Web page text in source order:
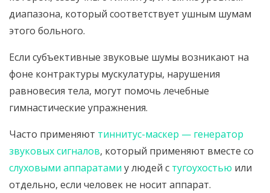
диапазона, который соответствует ушным шумам
этого больного.
Если субъективные звуковые шумы возникают на
фоне контрактуры мускулатуры, нарушения
равновесия тела, могут помочь лечебные
гимнастические упражнения.
Часто применяют тиннитус-маскер — генератор
звуковых сигналов, который применяют вместе со
слуховыми аппаратами у людей с тугоухостью или
отдельно, если человек не носит аппарат.